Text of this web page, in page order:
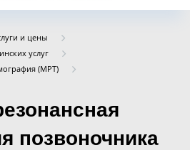
и цены
услуг
(МРТ)
позвоночника